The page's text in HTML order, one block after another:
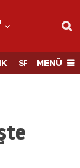
SPORMENÜ